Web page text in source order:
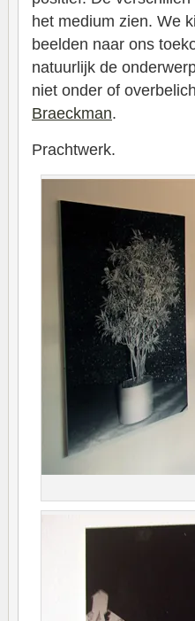
het medium zien. We
beelden naar ons
natuurlijk de
niet onder of
Braeckman.
Prachtwerk.